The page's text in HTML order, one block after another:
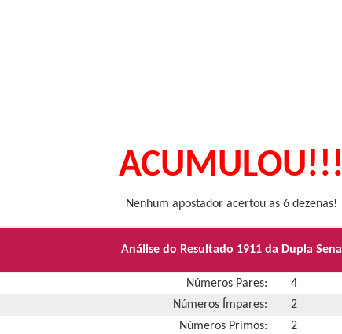
ACUMULOU!!!
Nenhum apostador acertou as 6 dezenas!
Análise do Resultado 1911 da Dupla Sena
Números Pares:
4
Números Ímpares:
2
Números Primos:
2